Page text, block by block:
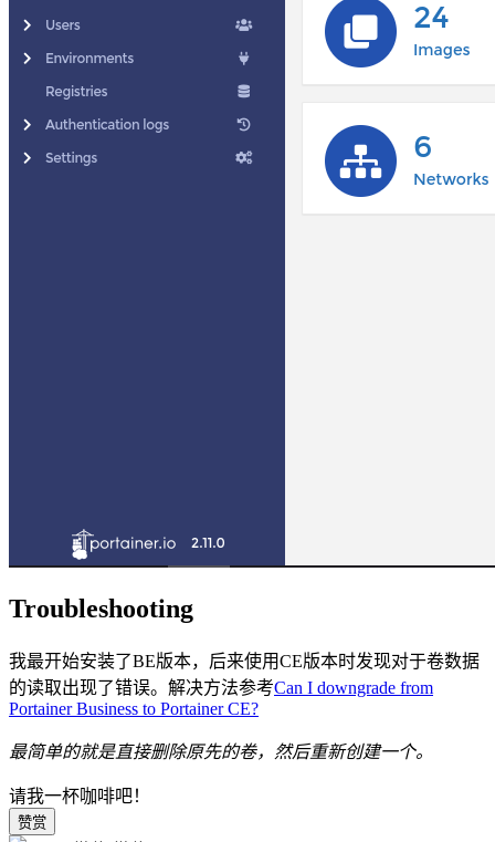
Troubleshooting
我最开始安装了BE版本，后来使用CE版本时发现对于卷数据
的读取出现了错误。解决方法参考Can I downgrade from
Portainer Business to Portainer CE?
最简单的就是直接删除原先的卷，然后重新创建一个。
请我一杯咖啡吧！
赞赏